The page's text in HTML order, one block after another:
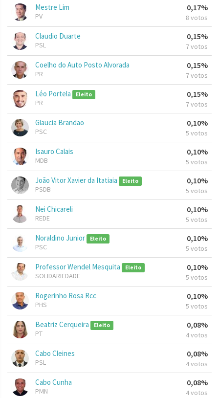
Mestre Lim
PV
0,17%
8 votos
Claudio Duarte
PSL
0,15%
7 votos
Coelho do Auto Posto Alvorada
PR
0,15%
7 votos
Léo Portela Eleito
PR
0,15%
7 votos
Glaucia Brandao
PSC
0,10%
5 votos
Isauro Calais
MDB
0,10%
5 votos
João Vitor Xavier da Itatiaia Eleito
PSDB
0,10%
5 votos
Nei Chicareli
REDE
0,10%
5 votos
Noraldino Junior Eleito
PSC
0,10%
5 votos
Professor Wendel Mesquita Eleito
SOLIDARIEDADE
0,10%
5 votos
Rogerinho Rosa Rcc
PHS
0,10%
5 votos
Beatriz Cerqueira Eleito
PT
0,08%
4 votos
Cabo Cleines
PSL
0,08%
4 votos
Cabo Cunha
PMN
0,08%
4 votos